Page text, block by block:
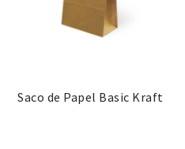
Saco de Papel Basic Kraft